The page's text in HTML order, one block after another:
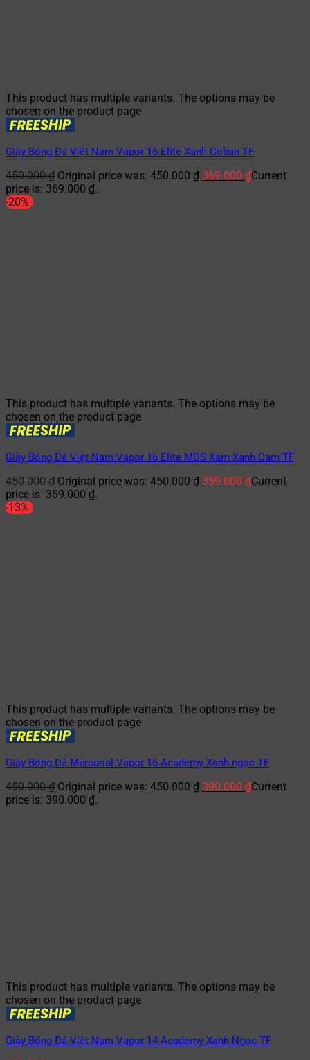
This product has multiple variants. The options may be
chosen on the product page
Giày Bóng Đá Việt Nam Vapor 16 Elite Xanh Coban TF
450.000₫ Original price was: 450.000 ₫.369.000 ₫Current
price is: 369.000 ₫.
-20%
This product has multiple variants. The options may be
chosen on the product page
Giày Bóng Đá Việt Nam Vapor 16 Elite MDS Xám Xanh Cam TF
450.000₫ Original price was: 450.000 ₫.359.000 ₫Current
price is: 359.000 ₫.
-13%
This product has multiple variants. The options may be
chosen on the product page
Giày Bóng Đá Mercurial Vapor 16 Academy Xanh ngọc TF
450.000₫ Original price was: 450.000 ₫.390.000 ₫Current
price is: 390.000 ₫.
This product has multiple variants. The options may be
chosen on the product page
Giày Bóng Đá Việt Nam Vapor 14 Academy Xanh Ngọc TF